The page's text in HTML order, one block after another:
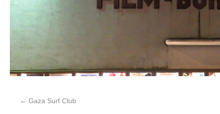
← Gaza Surf Club